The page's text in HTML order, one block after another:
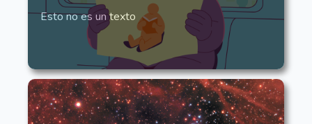
Esto no es un texto